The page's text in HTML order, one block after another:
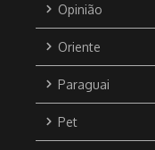
Opinião
Oriente
Paraguai
Pet